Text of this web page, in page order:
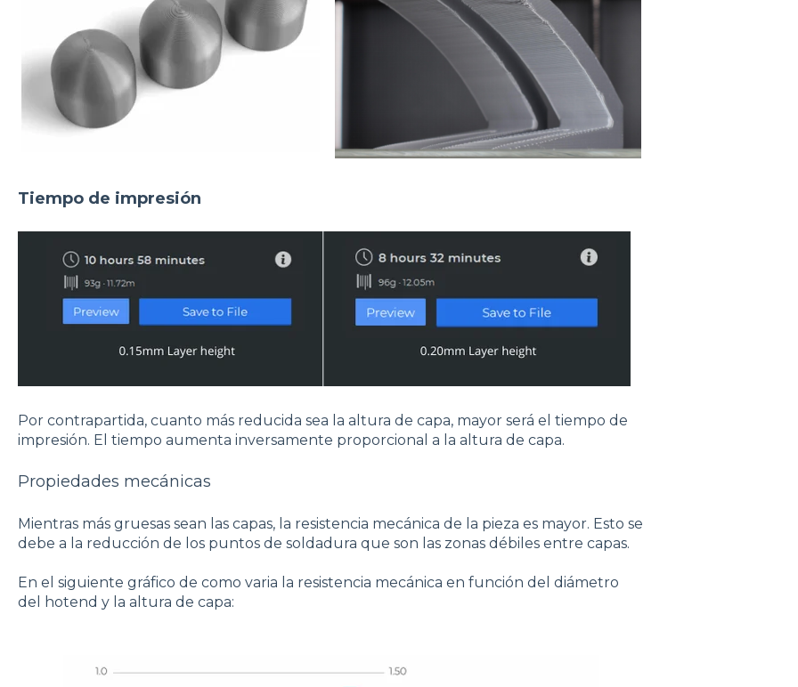
Tiempo de impresión
Por contrapartida, cuanto más reducida sea la altura de capa, mayor será el tiempo de
impresión. El tiempo aumenta inversamente proporcional a la altura de capa.
Propiedades mecánicas
Mientras más gruesas sean las capas, la resistencia mecánica de la pieza es mayor. Esto se
debe a la reducción de los puntos de soldadura que son las zonas débiles entre capas.
En el siguiente gráfico de como varia la resistencia mecánica en función del diámetro
del hotend y la altura de capa: